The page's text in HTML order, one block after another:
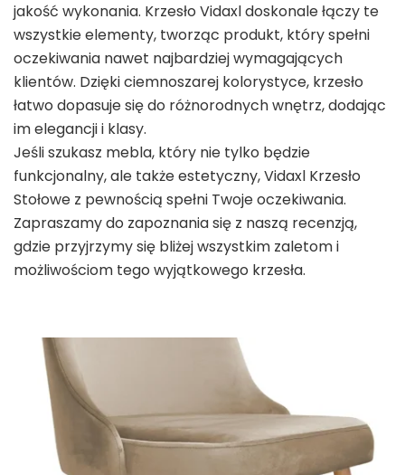
jakość wykonania. Krzesło Vidaxl doskonale łączy te
wszystkie elementy, tworząc produkt, który spełni
oczekiwania nawet najbardziej wymagających
klientów. Dzięki ciemnoszarej kolorystyce, krzesło
łatwo dopasuje się do różnorodnych wnętrz, dodając
im elegancji i klasy.
Jeśli szukasz mebla, który nie tylko będzie
funkcjonalny, ale także estetyczny, Vidaxl Krzesło
Stołowe z pewnością spełni Twoje oczekiwania.
Zapraszamy do zapoznania się z naszą recenzją,
gdzie przyjrzymy się bliżej wszystkim zaletom i
możliwościom tego wyjątkowego krzesła.